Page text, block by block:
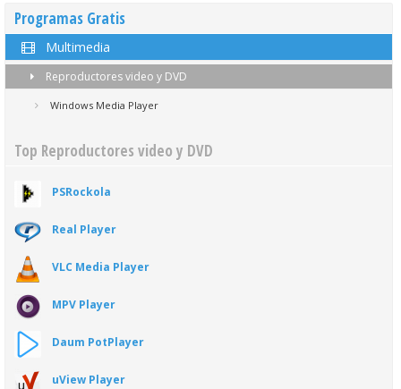
Programas Gratis
Multimedia
Reproductores video y DVD
Windows Media Player
Top Reproductores video y DVD
PSRockola
Real Player
VLC Media Player
MPV Player
Daum PotPlayer
uView Player